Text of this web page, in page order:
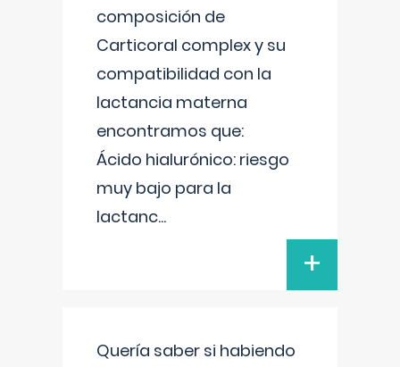
composición de
Carticoral complex y su
compatibilidad con la
lactancia materna
encontramos que:
Ácido hialurónico: riesgo
muy bajo para la
lactanc...
+
Quería saber si habiendo